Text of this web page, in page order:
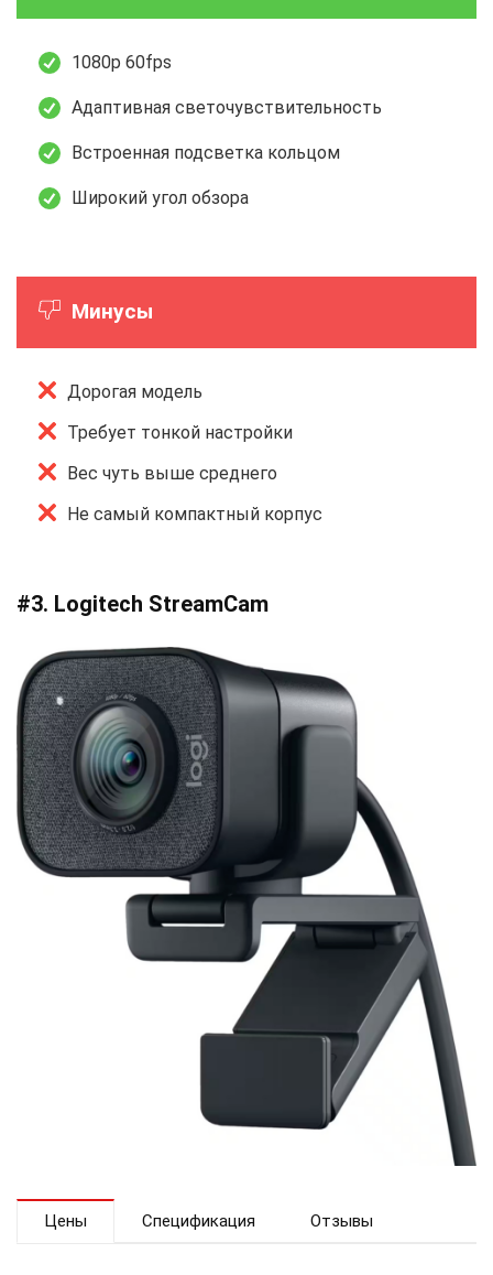
1080p 60fps
Адаптивная светочувствительность
Встроенная подсветка кольцом
Широкий угол обзора
Минусы
Дорогая модель
Требует тонкой настройки
Вес чуть выше среднего
Не самый компактный корпус
#3. Logitech StreamCam
Цены Спецификация Отзывы